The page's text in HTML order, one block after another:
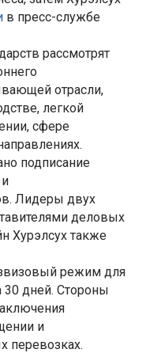
в пресс-службе
рассмотрят
отрасли,
легкой
сфере
подписание
Лидеры двух
деловых
Хурэлсух также
режим для
30 дней. Стороны
и
перевозках.